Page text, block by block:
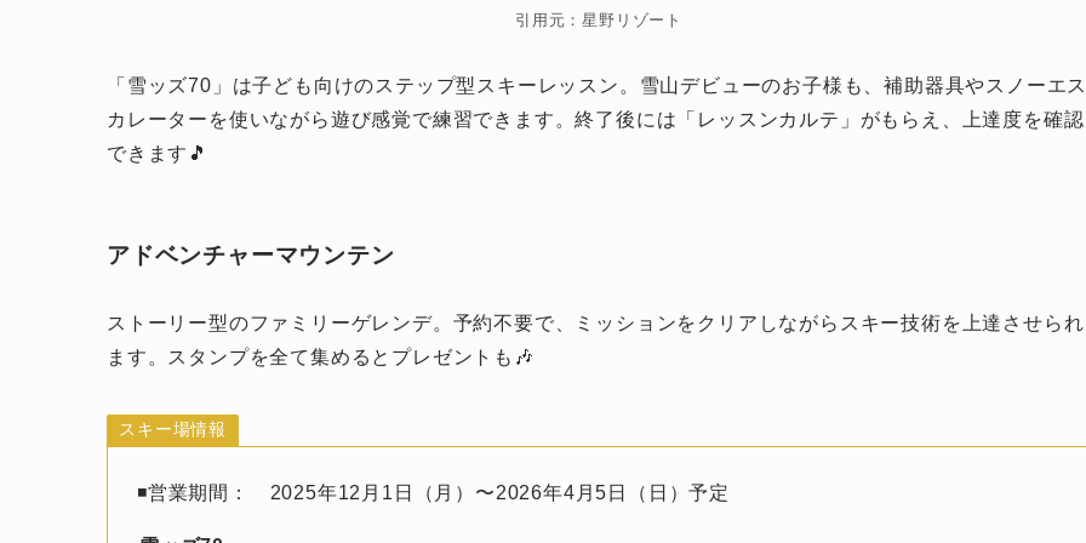
引用元：星野リゾート
「雪ッズ70」は子ども向けのステップ型スキーレッスン。雪山デビューのお子様も、補助器具やスノーエ
カレーターを使いながら遊び感覚で練習できます。終了後には「レッスンカルテ」がもらえ、上達度を確認
できます🎵
アドベンチャーマウンテン
ストーリー型のファミリーゲレンデ。予約不要で、ミッションをクリアしながらスキー技術を上達させられ
ます。スタンプを全て集めるとプレゼントも🎶
スキー場情報
◾️営業期間： 2025年12月1日（月）〜2026年4月5日（日）予定